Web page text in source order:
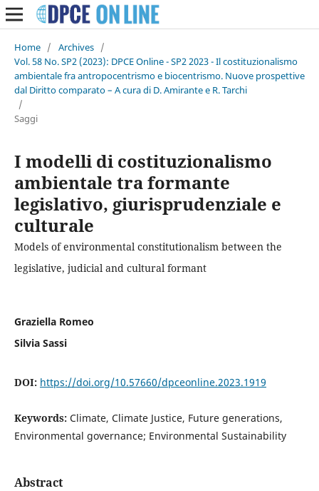
Home / Archives /
Vol. 58 No. SP2 (2023): DPCE Online - SP2 2023 - Il costituzionalismo
ambientale fra antropocentrismo e biocentrismo. Nuove prospettive
dal Diritto comparato – A cura di D. Amirante e R. Tarchi
/
Saggi
I modelli di costituzionalismo
ambientale tra formante
legislativo, giurisprudenziale e
culturale
Models of environmental constitutionalism between the
legislative, judicial and cultural formant
Graziella Romeo
Silvia Sassi
DOI: https://doi.org/10.57660/dpceonline.2023.1919
Keywords: Climate, Climate Justice, Future generations,
Environmental governance; Environmental Sustainability
Abstract